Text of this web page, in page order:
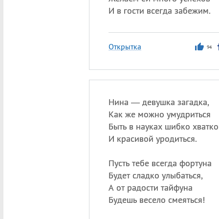
И в гости всегда забежим.
Открытка 94
Нина — девушка загадка,
Как же можно умудриться
Быть в науках шибко
И красивой уродиться.
Пусть тебе всегда фортуна
Будет сладко улыбаться,
А от радости тайфуна
Будешь весело смеяться!